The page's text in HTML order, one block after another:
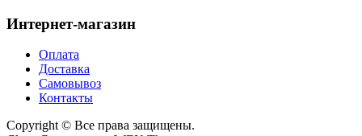
Интернет-магазин
Оплата
Доставка
Самовывоз
Контакты
Copyright © Все права защищены.